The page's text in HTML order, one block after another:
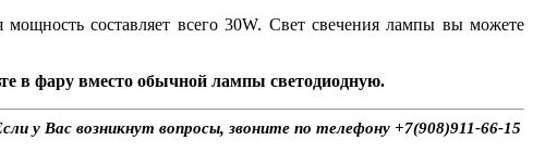
мощность составляет всего 30W. Свет свечения лампы вы можете
в фару вместо обычной лампы светодиодную.
у Вас возникнут вопросы, звоните по телефону +7(908)911-66-15